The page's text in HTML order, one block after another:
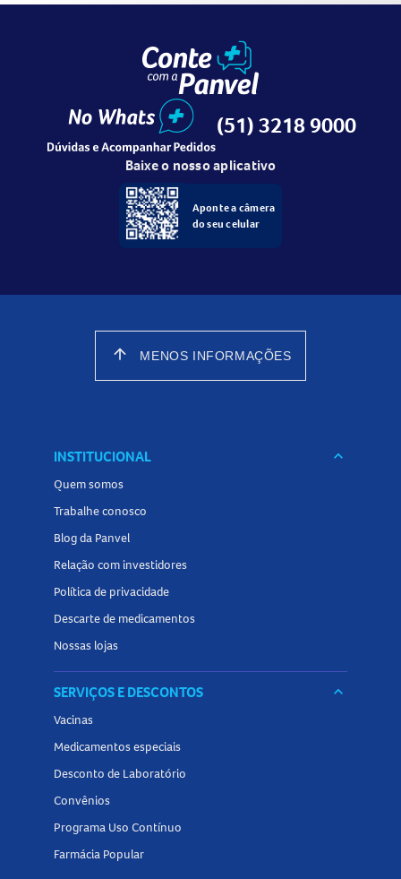
(51) 3218 9000
Baixe o nosso aplicativo
Aponte a câmera
do seu celular
arrow_upward MENOS INFORMAÇÕES
INSTITUCIONAL keyboard_arrow_down
Quem somos
Trabalhe conosco
Blog da Panvel
Relação com investidores
Política de privacidade
Descarte de medicamentos
Nossas lojas
SERVIÇOS E DESCONTOS keyboard_arrow_down
Vacinas
Medicamentos especiais
Desconto de Laboratório
Convênios
Programa Uso Contínuo
Farmácia Popular